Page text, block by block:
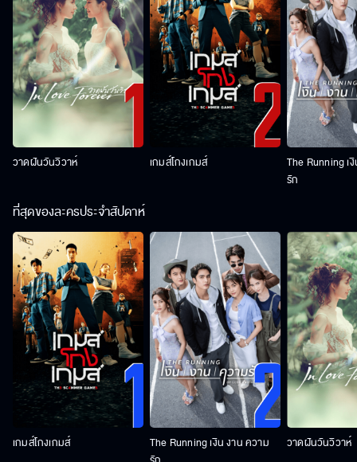
วาดฝันวันวิวาห์ เกมส์โกงเกมส์
The Running เ
รัก
ที่สุดของละครประจำสัปดาห์
เกมส์โกงเกมส์
The Running เงิน งาน ความ
วาดฝันวันวิวาห์